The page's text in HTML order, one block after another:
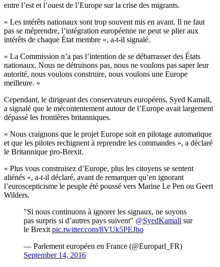
entre l’est et l’ouest de l’Europe sur la crise des migrants.
« Les intérêts nationaux sont trop souvent mis en avant. Il ne faut
pas se méprendre, l’intégration européenne ne peut se plier aux
intérêts de chaque État membre », a-t-il signalé.
« La Commission n’a pas l’intention de se débarrasser des États
nationaux. Nous ne détruisons pas, nous ne voulons pas saper leur
autorité, nous voulons construire, nous voulons une Europe
meilleure. »
Cependant, le dirigeant des conservateurs européens, Syed Kamall,
a signalé que le mécontentement autour de l’Europe avait largement
dépassé les frontières britanniques.
« Nous craignons que le projet Europe soit en pilotage automatique
et que les pilotes rechignent à reprendre les commandes », a déclaré
le Britannique pro-Brexit.
« Plus vous construisez d’Europe, plus les citoyens se sentent
aliénés », a-t-il déclaré, avant de remarquer qu’en ignorant
l’euroscepticisme le peuple été poussé vers Marine Le Pen ou Geert
Wilders.
"Si nous continuons à ignorer les signaux, ne soyons
pas surpris si d’autres pays suivent" @SyedKamall sur
le Brexit pic.twitter.com/8VUk5PEJho
— Parlement européen en France (@Europarl_FR)
September 14, 2016